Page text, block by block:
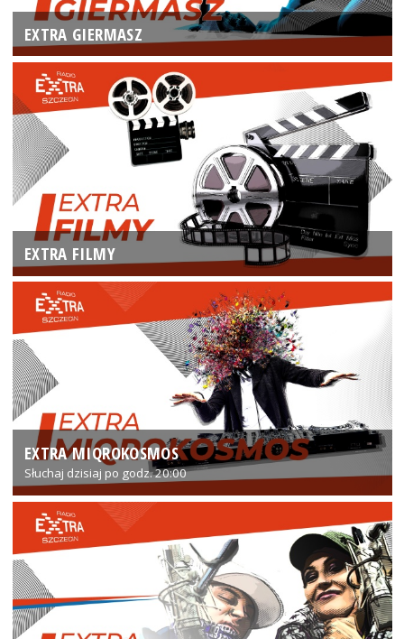
EXTRA GIERMASZ
EXTRA FILMY
EXTRA MIQROKOSMOS
Słuchaj dzisiaj po godz. 20:00